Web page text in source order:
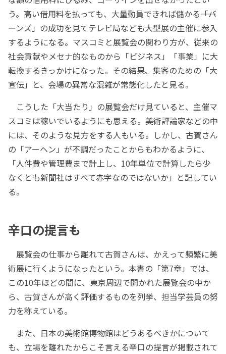
う。高い借用料を払っても、大量動員できれば儲かる――「バ
ーンズ」の成功を見てテレビ局なども大型展の主催に参入
するようになる。マスコミと展覧会の関わり方が、従来の
社会貢献やメセナ的なものから「ビジネス」「事業」に大
転換するきっかけになった。その結果、集客のための「大
宣伝」と、会場の異常な混雑が常態化したと見る。
こうした「大当たり」の展覧会だけ見ていると、主催マ
スコミは稼いでいるようにも思える。美術評論家などの中
には、そのような見方をする人もいる。しかし、古賀さん
の「アーヘン」が不調だったことからもわかるように、
「人件費や管理費まで計上し、10年単位で計算したら少
なくとも新聞社はすべて赤字なのではないか」と記してい
る。
辛口の提言も
展覧会の仕事から離れて古賀さんは、かえって頻繁に美
術展に行くようになったという。本書の「第7章」では、
この10年ほどの間に、東京周辺で開かれた展覧会の中か
ら、古賀さんが高く評価するものを列挙、担当学芸員の努
力を称えている。
また、日本の美術館博物館はどうあるべきかについて
も、立場を離れたからこそ言える辛口の提言が掲載されて